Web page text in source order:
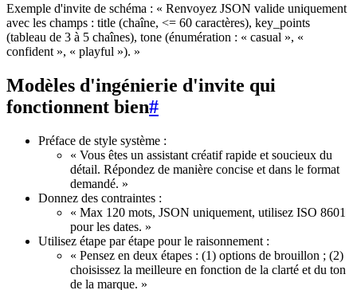
Exemple d'invite de schéma : « Renvoyez JSON valide uniquement
avec les champs : title (chaîne, <= 60 caractères), key_points
(tableau de 3 à 5 chaînes), tone (énumération : « casual », «
confident », « playful »). »
Modèles d'ingénierie d'invite qui
fonctionnent bien#
Préface de style système :
« Vous êtes un assistant créatif rapide et soucieux du
détail. Répondez de manière concise et dans le format
demandé. »
Donnez des contraintes :
« Max 120 mots, JSON uniquement, utilisez ISO 8601
pour les dates. »
Utilisez étape par étape pour le raisonnement :
« Pensez en deux étapes : (1) options de brouillon ; (2)
choisissez la meilleure en fonction de la clarté et du ton
de la marque. »